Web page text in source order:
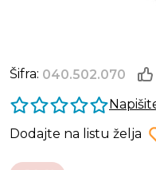
Šifra: 040.502.070
Dodajte na listu želja